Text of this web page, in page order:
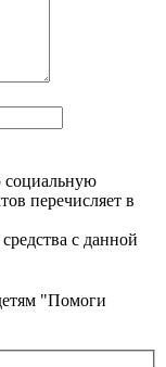
перечисляет в
с данной
"Помоги